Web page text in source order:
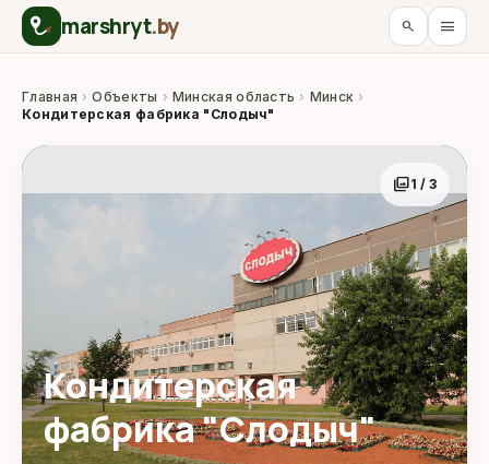
marshryt.by search menu
Главная › Объекты › Минская область › Минск ›
Кондитерская фабрика "Слодыч"
photo_library1 / 3
Кондитерская
фабрика "Слодыч"